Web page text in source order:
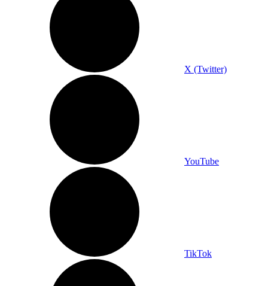
X (Twitter)
YouTube
TikTok